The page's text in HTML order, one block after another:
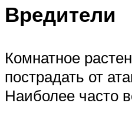
Вредители
Комнатное
пострадать от
Наиболее часто